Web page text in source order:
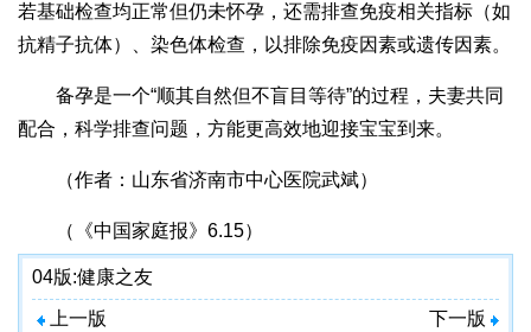
若基础检查均正常但仍未怀孕，还需排查免疫相关指标（如
抗精子抗体）、染色体检查，以排除免疫因素或遗传因素。
备孕是一个“顺其自然但不盲目等待”的过程，夫妻共同
配合，科学排查问题，方能更高效地迎接宝宝到来。
（作者：山东省济南市中心医院武斌）
（《中国家庭报》6.15）
04版:健康之友
上一版 下一版